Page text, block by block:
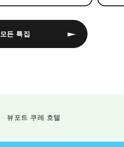
모든 특집
뷰포트 쿠레 호텔